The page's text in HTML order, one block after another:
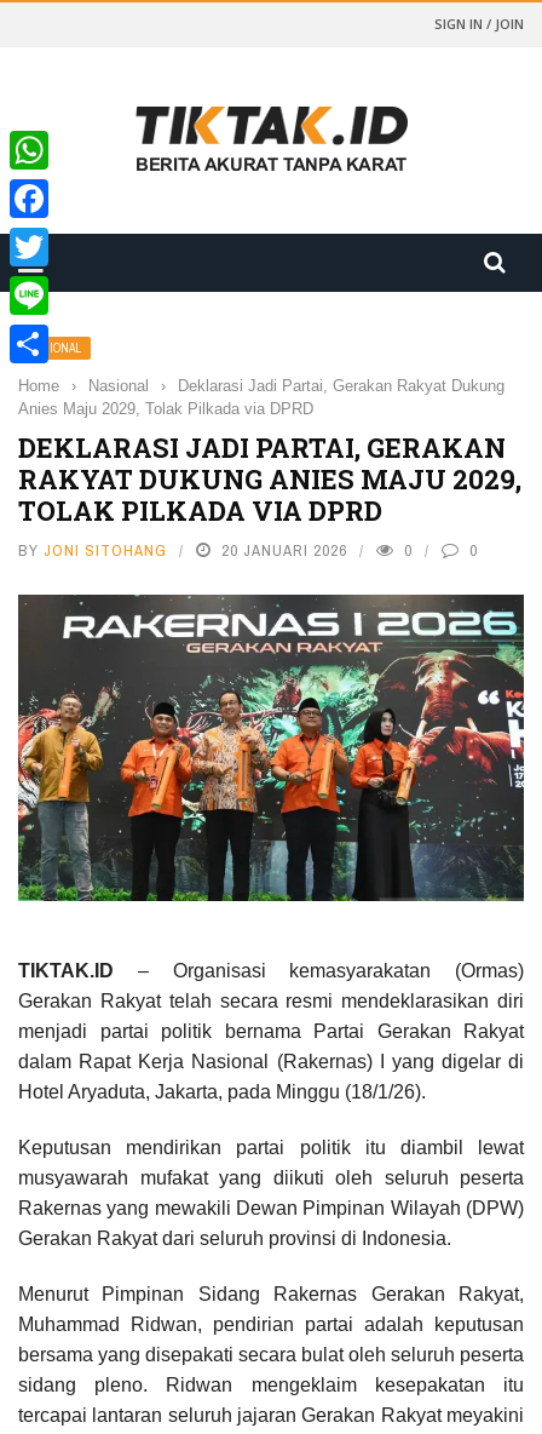
SIGN IN / JOIN
NASIONAL
Home › Nasional ›
Deklarasi Jadi Partai, Gerakan Rakyat Dukung
Anies Maju 2029, Tolak Pilkada via DPRD
DEKLARASI JADI PARTAI, GERAKAN
RAKYAT DUKUNG ANIES MAJU 2029,
TOLAK PILKADA VIA DPRD
BY JONI SITOHANG 20 JANUARI 2026 0 0
TIKTAK.ID – Organisasi kemasyarakatan (Ormas)
Gerakan Rakyat telah secara resmi mendeklarasikan diri
menjadi partai politik bernama Partai Gerakan Rakyat
dalam Rapat Kerja Nasional (Rakernas) I yang digelar di
Hotel Aryaduta, Jakarta, pada Minggu (18/1/26).
Keputusan mendirikan partai politik itu diambil lewat
musyawarah mufakat yang diikuti oleh seluruh peserta
Rakernas yang mewakili Dewan Pimpinan Wilayah (DPW)
Gerakan Rakyat dari seluruh provinsi di Indonesia.
Menurut Pimpinan Sidang Rakernas Gerakan Rakyat,
Muhammad Ridwan, pendirian partai adalah keputusan
bersama yang disepakati secara bulat oleh seluruh peserta
sidang pleno. Ridwan mengeklaim kesepakatan itu
tercapai lantaran seluruh jajaran Gerakan Rakyat meyakini
WhatsApp
Facebook
Twitter
Line
Share